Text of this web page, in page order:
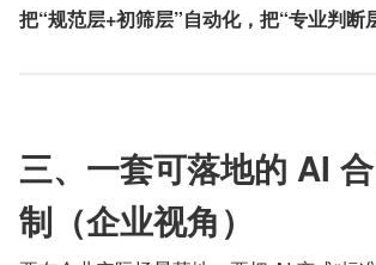
把“规范层+初筛层”自动化，把“专业判断
三、一套可落地的 AI
制（企业视角）